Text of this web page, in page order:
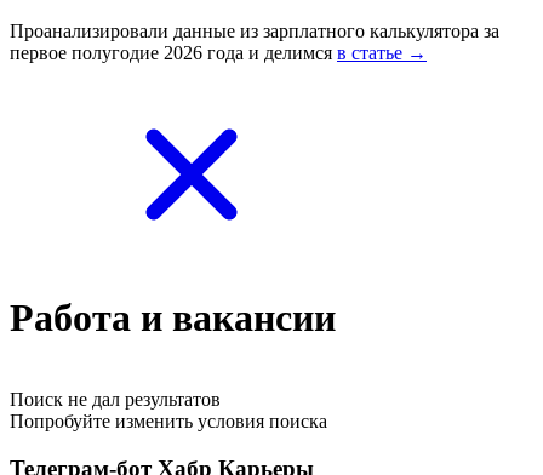
Проанализировали данные из зарплатного калькулятора за
первое полугодие 2026 года и делимся в статье →
Работа и вакансии
Поиск не дал результатов
Попробуйте изменить условия поиска
Телеграм-бот Хабр Карьеры